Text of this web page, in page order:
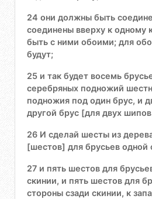
24 они должны быть
соединены вверху к одному
быть с ними обоими; для
будут;
25 и так будет восемь
серебряных подножий
подножия под один брус, и
другой брус [для двух
26 И сделай шесты из
[шестов] для брусьев одной
27 и пять шестов для
скинии, и пять шестов для
стороны сзади скинии, к